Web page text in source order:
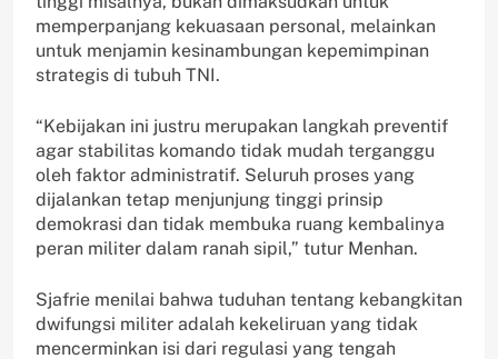
memperpanjang kekuasaan personal, melainkan
untuk menjamin kesinambungan kepemimpinan
strategis di tubuh TNI.
“Kebijakan ini justru merupakan langkah preventif
agar stabilitas komando tidak mudah terganggu
oleh faktor administratif. Seluruh proses yang
dijalankan tetap menjunjung tinggi prinsip
demokrasi dan tidak membuka ruang kembalinya
peran militer dalam ranah sipil,” tutur Menhan.
Sjafrie menilai bahwa tuduhan tentang kebangkitan
dwifungsi militer adalah kekeliruan yang tidak
mencerminkan isi dari regulasi yang tengah